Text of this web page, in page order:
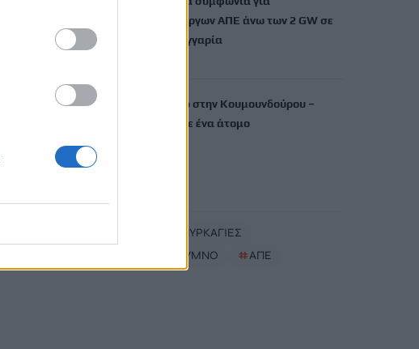
χαρτοφυλάκιο έργων ΑΠΕ άνω των 2 GW σε
Πολωνία και Ουγγαρία
Φωτιά σε κτήριο στην Κουμουνδούρου –
Απεγκλωβίστηκε ένα άτομο
ΠΥΡΚΑΓΙΕΣ
ΝΟΤΙΟ ΡΕΘΥΜΝΟ #ΑΠΕ